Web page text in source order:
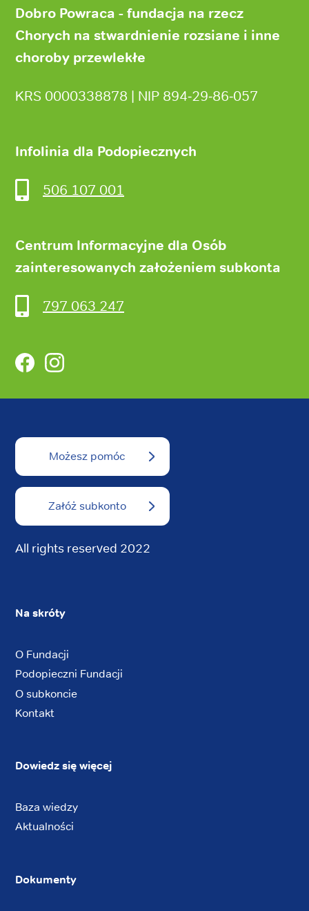
stronyDobro Powraca - fundacja na rzecz
Chorych na stwardnienie rozsiane i inne
choroby przewlekłe
KRS 0000338878 | NIP 894‑29‑86‑057
Infolinia dla Podopiecznych
506 107 001
Centrum Informacyjne dla Osób
zainteresowanych założeniem subkonta
797 063 247
FacebookInstagram
Możesz pomóc
Załóż subkonto
All rights reserved 2022
Na skróty
O Fundacji
Podopieczni Fundacji
O subkoncie
Kontakt
Dowiedz się więcej
Baza wiedzy
Aktualności
Dokumenty